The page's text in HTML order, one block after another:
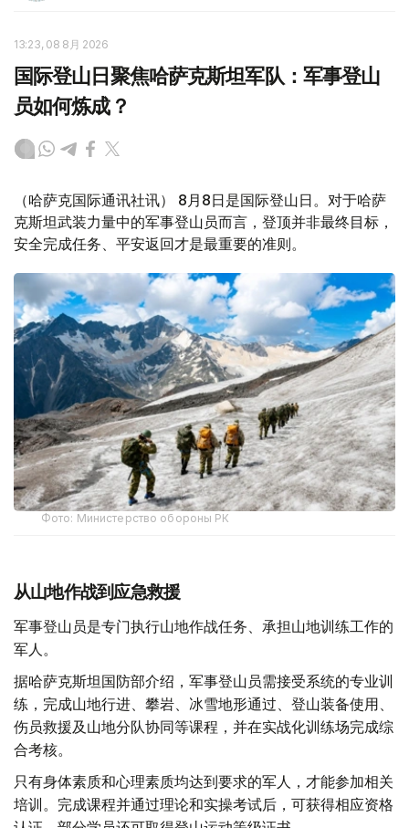
13:23, 08 8月 2026
国际登山日聚焦哈萨克斯坦军队：军事登山
员如何炼成？
（哈萨克国际通讯社讯） 8月8日是国际登山日。对于哈萨
克斯坦武装力量中的军事登山员而言，登顶并非最终目标，
安全完成任务、平安返回才是最重要的准则。
Фото: Министерство обороны РК
从山地作战到应急救援
军事登山员是专门执行山地作战任务、承担山地训练工作的
军人。
据哈萨克斯坦国防部介绍，军事登山员需接受系统的专业训
练，完成山地行进、攀岩、冰雪地形通过、登山装备使用、
伤员救援及山地分队协同等课程，并在实战化训练场完成综
合考核。
只有身体素质和心理素质均达到要求的军人，才能参加相关
培训。完成课程并通过理论和实操考试后，可获得相应资格